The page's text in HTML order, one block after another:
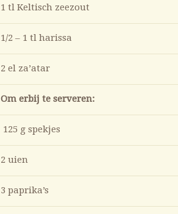
1 tl Keltisch zeezout
1/2 – 1 tl harissa
2 el za’atar
Om erbij te serveren:
125 g spekjes
2 uien
3 paprika’s